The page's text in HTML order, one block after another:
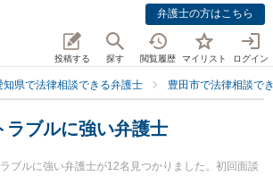
弁護士の方はこちら
投稿する 探す 閲覧履歴 マイリスト ログイン
知県で法律相談できる弁護士 豊田市で法律相談で
ラブルに強い弁護士
ブルに強い弁護士が12名見つかりました。初回面談